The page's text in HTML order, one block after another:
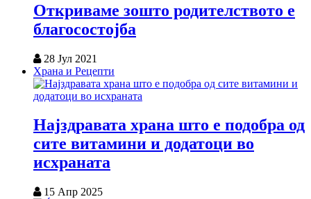
Откриваме зошто родителството е
благосостојба
28 Јул 2021
Храна и Рецепти
Најздравата храна што е подобра од
сите витамини и додатоци во
исхраната
15 Апр 2025